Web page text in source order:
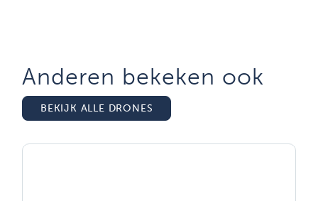
Anderen bekeken ook
BEKIJK ALLE DRONES